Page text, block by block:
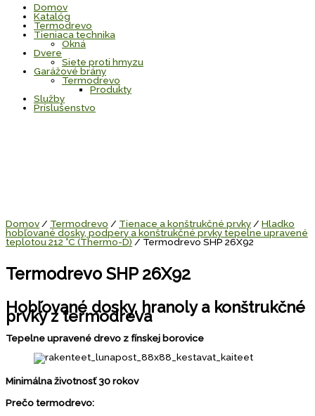
Domov
Katalóg
Termodrevo
Tieniaca technika
Okná
Dvere
Siete proti hmyzu
Garážové brány
Termodrevo
Produkty
Služby
Príslušenstvo
Domov / Termodrevo / Tienace a konštrukčné prvky / Hladko
hobľované dosky, podpery a konštrukčné prvky tepelne upravené
teplotou 212 °C (Thermo-D)/ Termodrevo SHP 26X92
Termodrevo SHP 26X92
Hobľované dosky, hranoly a konštrukčné
prvky z termodreva
Tepelne upravené drevo z fínskej borovice
Minimálna životnosť 30 rokov
Prečo termodrevo: